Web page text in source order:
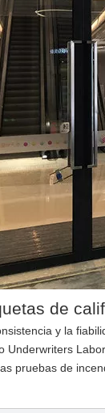
de
y la
Underwriters
pruebas de